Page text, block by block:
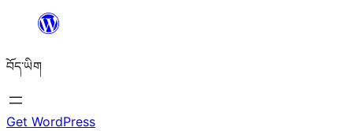
content
བོད་ཡིག
Get WordPress